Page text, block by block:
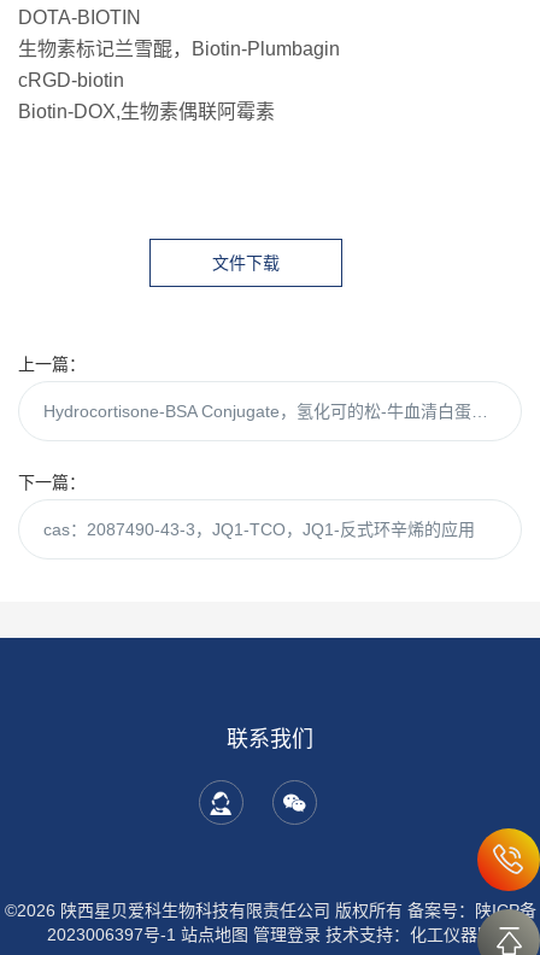
DOTA-BIOTIN
生物素标记兰雪醌，Biotin-Plumbagin
cRGD-biotin
Biotin-DOX,生物素偶联阿霉素
文件下载
上一篇：
下一篇：
cas：2087490-43-3，JQ1-TCO，JQ1-反式环辛烯的应用
联系我们
©2026 陕西星贝爱科生物科技有限责任公司 版权所有 备案号：陕ICP备
2023006397号-1 站点地图 管理登录技术支持： 化工仪器网